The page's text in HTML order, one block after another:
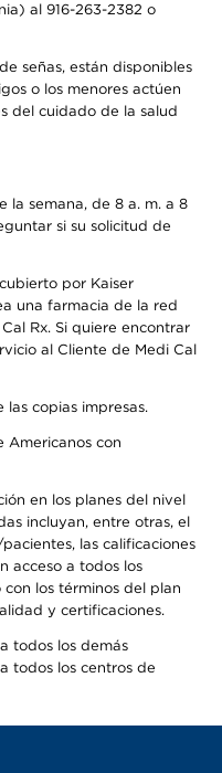
al 916-263-2382 o
señas, están disponibles
o los menores actúen
del cuidado de la salud
la semana, de 8 a. m. a 8
si su solicitud de
por Kaiser
una farmacia de la red
Rx. Si quiere encontrar
al Cliente de Medi Cal
copias impresas.
Americanos con
en los planes del nivel
incluyan, entre otras, el
las calificaciones
acceso a todos los
los términos del plan
y certificaciones.
todos los demás
todos los centros de